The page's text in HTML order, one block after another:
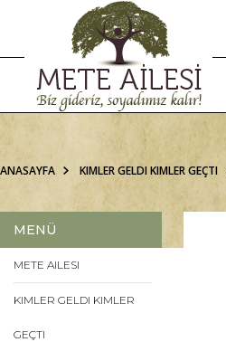
ANASAYFA KIMLER GELDI KIMLER GEÇTI
MENÜ
METE AILESI
KIMLER GELDI KIMLER
GEÇTI